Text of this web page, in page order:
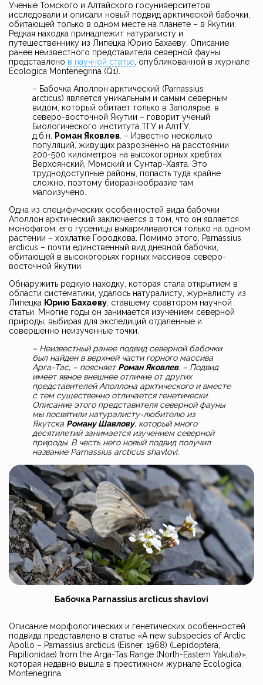
Ученые Томского и Алтайского госуниверситетов
исследовали и описали новый подвид арктической бабочки,
обитающей только в одном месте на планете – в Якутии.
Редкая находка принадлежит натуралисту и
путешественнику из Липецка Юрию Бахаеву. Описание
ранее неизвестного представителя северной фауны
представлено в научной статье , опубликованной в журнале
Ecologica Montenegrina (Q1).
– Бабочка Аполлон арктический (Parnassius
arcticus) является уникальным и самым северным
видом, который обитает только в Заполярье, в
северо-восточной Якутии – говорит ученый
Биологического института ТГУ и АлтГУ,
д.б.н.
Роман Яковлев . – Известно несколько
популяций, живущих разрозненно на расстоянии
200-500 километров на высокогорных хребтах
Верхоянский, Момский и Сунтар-Хаята. Это
труднодоступные районы, попасть туда крайне
сложно, поэтому биоразнообразие там
малоизучено.
Одна из специфических особенностей вида бабочки
Аполлон арктический заключается в том, что он является
монофагом: его гусеницы выкармливаются только на одном
растении – хохлатке Городкова. Помимо этого, Parnassius
arcticus – почти единственный вид дневной бабочки,
обитающей в высокогорьях горных массивов северо-
восточной Якутии.
Обнаружить редкую находку, которая стала открытием в
области систематики, удалось натуралисту, журналисту из
Липецка Юрию Бахаеву , ставшему соавтором научной
статьи. Многие годы он занимается изучением северной
природы, выбирая для экспедиций отдаленные и
совершенно неизученные точки.
– Неизвестный ранее подвид северной бабочки
был найден в верхней части горного массива
Арга-Тас, – поясняет Роман Яковлев. – Подвид
имеет явное внешнее отличие от других
представителей Аполлона арктического и вместе
с тем существенно отличается генетически.
Описание этого представителя северной фауны
мы посвятили натуралисту-любителю из
Якутска Роману Шавлову, который много
десятилетий занимается изучением северной
природы. В честь него новый подвид получил
название Parnassius arcticus shavlovi.
Бабочка Parnassius arcticus shavlovi
Описание морфологических и генетических особенностей
подвида представлено в статье «A new subspecies of Arctic
Apollo − Parnassius arcticus (Eisner, 1968) (Lepidoptera,
Papilionidae) from the Arga-Tas Range (North-Eastern Yakutia)»,
которая недавно вышла в престижном журнале Ecologica
Montenegrina.